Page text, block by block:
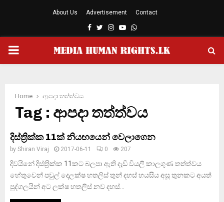
About Us Advertisement Contact
Facebook
TwitterInstagram
YoutubeWhatsapp
PRIMARY
Home ආපදා තත්ත්වය
Tag : ආපදා තත්ත්වය
දිස්ත්‍රික්ක 11ක් නියඟයෙන් වෙලාගෙන
by Shiran Viraj 2017-06-11 0 207
දිවයිනේ දිස්ත‍්‍රික්ක 11කට බලපා ඇති දැඩි වියලි කාලගුණ තත්ත්වය
හේතුවෙන් පවුල් දෙලක්ෂ හතලිස් තුන් දහස් හයසිය අසූ තුනකට අයත්
පුද්ගලයින් අට ලක්ෂ හතලිස් නව දහස්...